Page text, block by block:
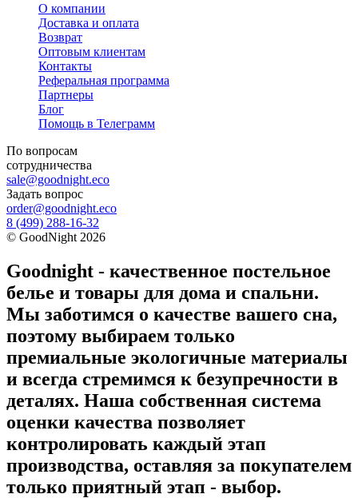
О компании
Доставка и оплата
Возврат
Оптовым клиентам
Контакты
Реферальная программа
Партнеры
Блог
Помощь в Телеграмм
По вопросам
сотрудничества
sale@goodnight.eco
Задать вопрос
order@goodnight.eco
8 (499) 288-16-32
© GoodNight 2026
Goodnight - качественное постельное
белье и товары для дома и спальни.
Мы заботимся о качестве вашего сна,
поэтому выбираем только
премиальные экологичные материалы
и всегда стремимся к безупречности в
деталях. Наша собственная система
оценки качества позволяет
контролировать каждый этап
производства, оставляя за покупателем
только приятный этап - выбор.